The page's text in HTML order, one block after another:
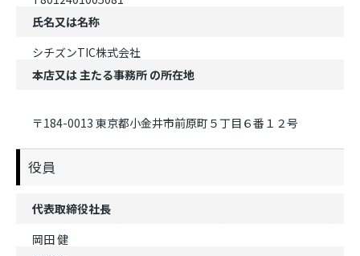
氏名又は名称
シチズンTIC株式会社
本店又は主たる事務所 の所在地
〒184-0013 東京都小金井市前原町５丁目６番１２号
役員
代表取締役社長
岡田 健